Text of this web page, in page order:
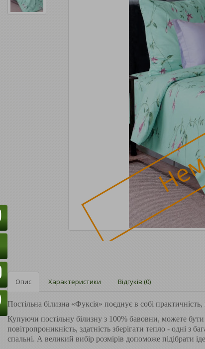
Опис Характеристики Відгуків (0)
Постільна білизна «Фуксія» поєднує в собі практичність,
Купуючи постільну білизну з 100% бавовни, можете бути
повітропроникність, здатність зберігати тепло - одні з
спальні. А великий вибір розмірів допоможе підібрати